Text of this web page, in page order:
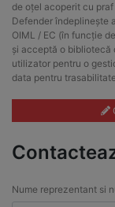
de oțel acoperit cu
Defender îndeplinește
OIML / EC (în funcție
și acceptă o bibliotecă
utilizator pentru o
data pentru
Nume reprezentant si